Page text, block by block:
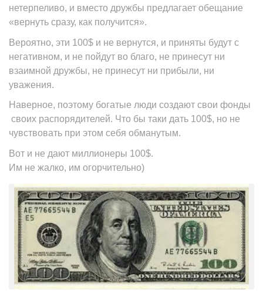
нетерпеливо, и вместо дружбы предлагает обещание
«вернуть сразу, как получится».
Вероятно, эти 100$ и не вернутся, и приняты будут с
негативном, и не пойдут во благо, не принесут ни
взаимной дружбы, не принесут ни прибыли, ни
уважения.
Наверное, поэтому богатые люди создают свои фонды
своих распорядителей. Что бы таки дать 100$, но не
чувствовать при этом себя обманутым.
Вот и не дают миллионеры 100$.
Им не жалко, им огорчительно)